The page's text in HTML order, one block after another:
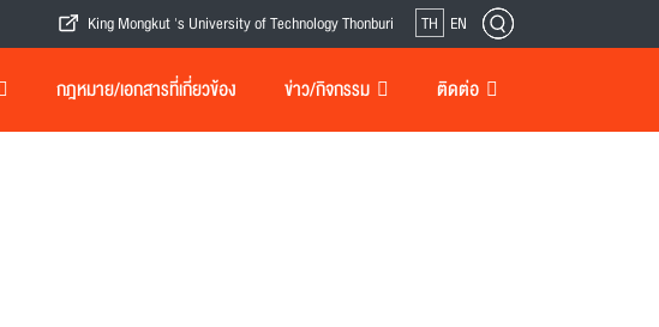
King Mongkut 's University of Technology Thonburi TH EN
กฎหมาย/เอกสารที่เกี่ยวข้อง ข่าว/กิจกรรม ติดต่อ